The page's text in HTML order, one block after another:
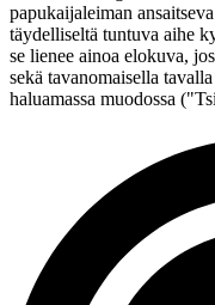
papukaijaleiman
täydelliseltä tuntuva aihe
se lienee ainoa elokuva,
sekä tavanomaisella
haluamassa muodossa (